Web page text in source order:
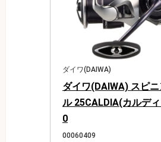
ダイワ(DAIWA)
ダイワ(DAIWA) スピ
ル 25CALDIA(カルデ
0
00060409